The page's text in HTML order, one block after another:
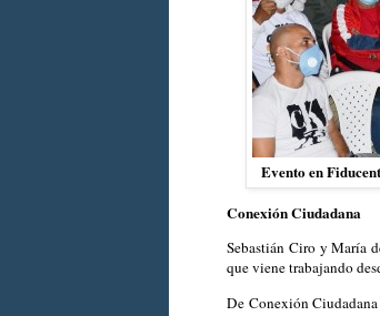
Evento en
Conexión Ciudadana
Sebastián Ciro y María
que viene trabajando
De Conexión Ciudadana